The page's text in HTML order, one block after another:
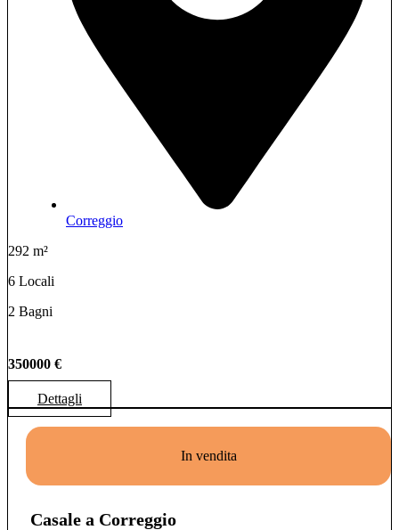
Correggio
292 m²
6 Locali
2 Bagni
350000 €
Dettagli
In vendita
Casale a Correggio